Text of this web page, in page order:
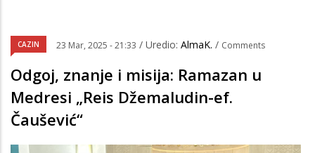
CAZIN 23 Mar, 2025 - 21:33 / Uredio: AlmaK. / Comments
Odgoj, znanje i misija: Ramazan u
Medresi „Reis Džemaludin-ef.
Čaušević“